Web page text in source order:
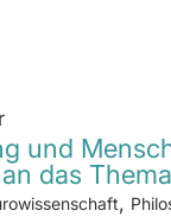
und
das Thema
,